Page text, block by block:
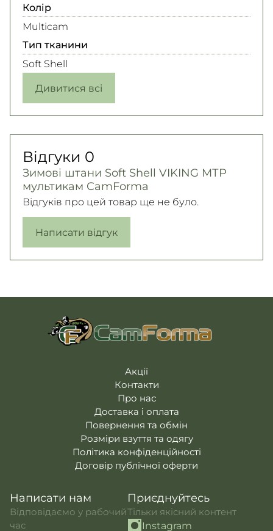
Колір
Multicam
Тип тканини
Soft Shell
Дивитися всі
Відгуки 0
Зимові штани Soft Shell VIKING МТР
мультикам CamForma
Відгуків про цей товар ще не було.
Написати відгук
Акції
Контакти
Про нас
Доставка і оплата
Повернення та обмін
Розміри взуття та одягу
Політика конфіденційності
Договір публічної оферти
Написати нам
Відповідаємо у рабочий
час
Приєднуйтесь
Тільки якісний контент
Instagram